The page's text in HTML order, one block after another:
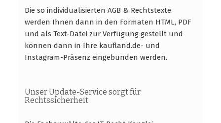
Die so individualisierten AGB & Rechtstexte
werden Ihnen dann in den Formaten HTML, PDF
und als Text-Datei zur Verfügung gestellt und
können dann in Ihre kaufland.de- und
Instagram-Präsenz eingebunden werden.
Unser Update-Service sorgt für
Rechtssicherheit